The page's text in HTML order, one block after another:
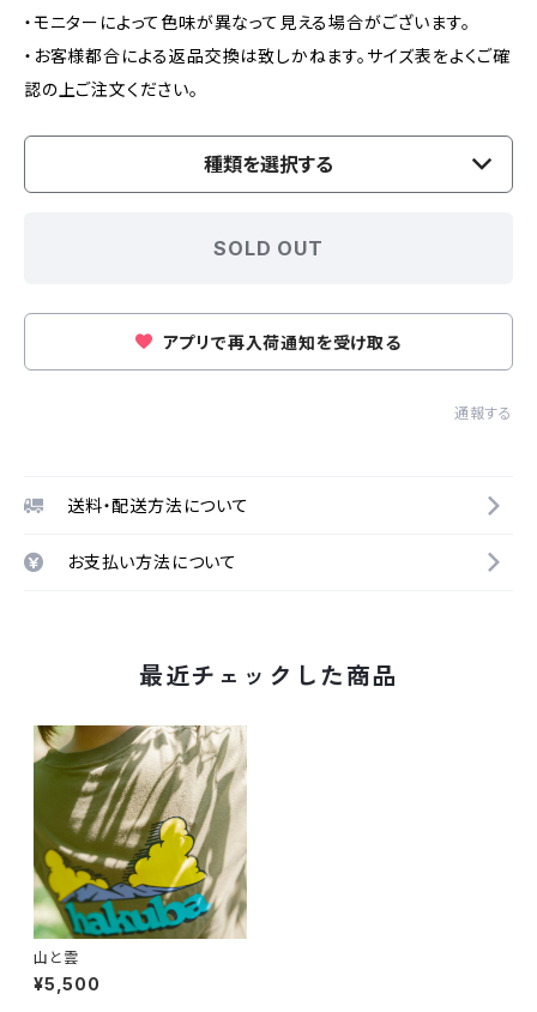
・モニターによって色味が異なって見える場合がございます。
・お客様都合による返品交換は致しかねます。サイズ表をよくご確
認の上ご注文ください。
種類を選択する
SOLD OUT
アプリで再入荷通知を受け取る
通報する
送料・配送方法について
お支払い方法について
最近チェックした商品
山と雲
¥5,500